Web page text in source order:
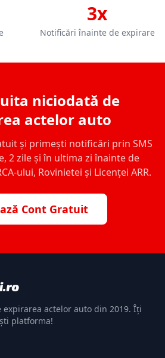
3x
Notificări înainte de expirare
niciodată de
actelor auto
și primești notificări prin SMS
2 zile și în ultima zi înainte de
ului, Rovinietei și Licenței ARR.
Cont Gratuit
actelor auto din 2019. Îți
platforma!